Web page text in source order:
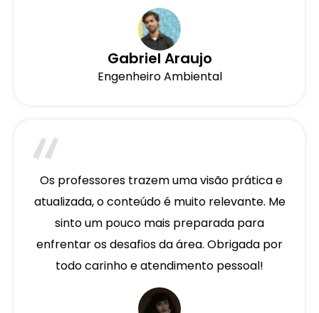
Gabriel Araujo
Engenheiro Ambiental
Os professores trazem uma visão prática e
atualizada, o conteúdo é muito relevante. Me
sinto um pouco mais preparada para
enfrentar os desafios da área. Obrigada por
todo carinho e atendimento pessoal!